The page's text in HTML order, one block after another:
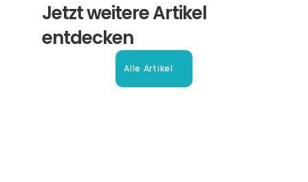
Jetzt weitere Artikel
entdecken
Alle Artikel